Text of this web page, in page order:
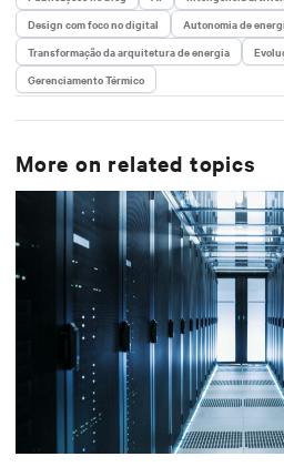
Design com foco no digital
Autonomia de
Transformação da arquitetura de energia
Gerenciamento Térmico
More on related topics